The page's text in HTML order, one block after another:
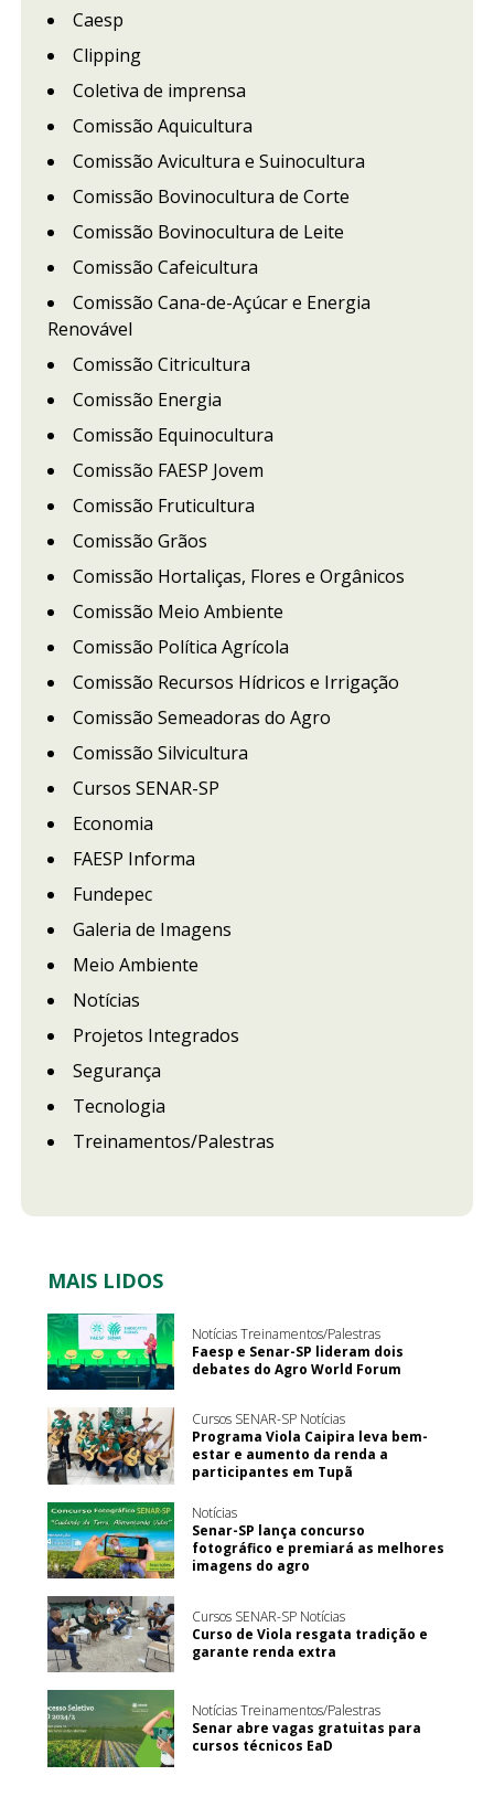
Caesp
Clipping
Coletiva de imprensa
Comissão Aquicultura
Comissão Avicultura e Suinocultura
Comissão Bovinocultura de Corte
Comissão Bovinocultura de Leite
Comissão Cafeicultura
Comissão Cana-de-Açúcar e Energia
Renovável
Comissão Citricultura
Comissão Energia
Comissão Equinocultura
Comissão FAESP Jovem
Comissão Fruticultura
Comissão Grãos
Comissão Hortaliças, Flores e Orgânicos
Comissão Meio Ambiente
Comissão Política Agrícola
Comissão Recursos Hídricos e Irrigação
Comissão Semeadoras do Agro
Comissão Silvicultura
Cursos SENAR-SP
Economia
FAESP Informa
Fundepec
Galeria de Imagens
Meio Ambiente
Notícias
Projetos Integrados
Segurança
Tecnologia
Treinamentos/Palestras
MAIS LIDOS
Notícias Treinamentos/Palestras
Faesp e Senar-SP lideram dois
debates do Agro World Forum
Cursos SENAR-SP Notícias
Programa Viola Caipira leva bem-
estar e aumento da renda a
participantes em Tupã
Notícias
Senar-SP lança concurso
fotográfico e premiará as melhores
imagens do agro
Cursos SENAR-SP Notícias
Curso de Viola resgata tradição e
garante renda extra
Notícias Treinamentos/Palestras
Senar abre vagas gratuitas para
cursos técnicos EaD